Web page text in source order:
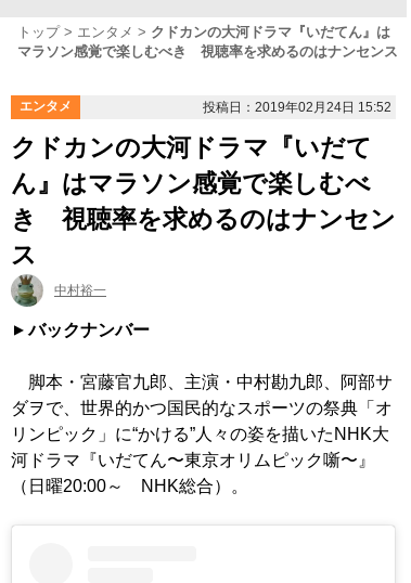
トップ エンタメ
クドカンの大河ドラマ『いだてん』は
マラソン感覚で楽しむべき 視聴率を求めるのはナンセンス
エンタメ 投稿日：2019年02月24日 15:52
クドカンの大河ドラマ『いだて
ん』はマラソン感覚で楽しむべ
き 視聴率を求めるのはナンセン
ス
中村裕一
バックナンバー
脚本・宮藤官九郎、主演・中村勘九郎、阿部サ
ダヲで、世界的かつ国民的なスポーツの祭典「オ
リンピック」に“かける”人々の姿を描いたNHK大
河ドラマ『いだてん〜東京オリムピック噺〜』
（日曜20:00～ NHK総合）。